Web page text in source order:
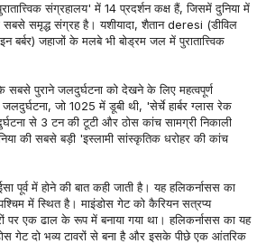
संग्रहालय' में 14 प्रदर्शन कक्ष हैं, जिसमें दुनिया में
सबसे समृद्ध संग्रह है। यशीयादा, शैतान deresi (डीविल
बर्बर) जहाजों के मलबे भी बोड्रम जल में पुरातात्त्विक
सबसे पुराने जलदुर्घटना को देखने के लिए महत्वपूर्ण
जो 1025 में डूबी थी, 'सेर्चे हार्बर ग्लास रेक
से 3 टन की टूटी और ठोस कांच सामग्री निकाली
की सबसे बड़ी 'इस्लामी सांस्कृतिक धरोहर की कांच
पूर्व में होने की बात कही जाती है। यह हलिकर्नासस का
में स्थित है। माइंडोस गेट को कैरियन सत्रप्य
पर एक ढाल के रूप में बनाया गया था। हलिकर्नासस का यह
गेट दो भव्य टावरों से बना है और इसके पीछे एक आंतरिक